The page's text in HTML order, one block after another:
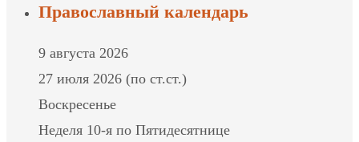
Православный календарь
9 августа 2026
27 июля 2026 (по ст.ст.)
Воскресенье
Неделя 10-я по Пятидесятнице